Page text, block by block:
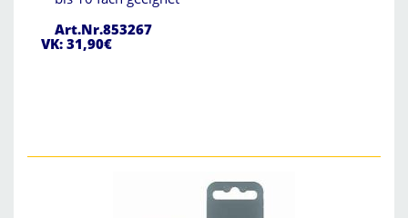
Art.Nr.853267
VK: 31,90€